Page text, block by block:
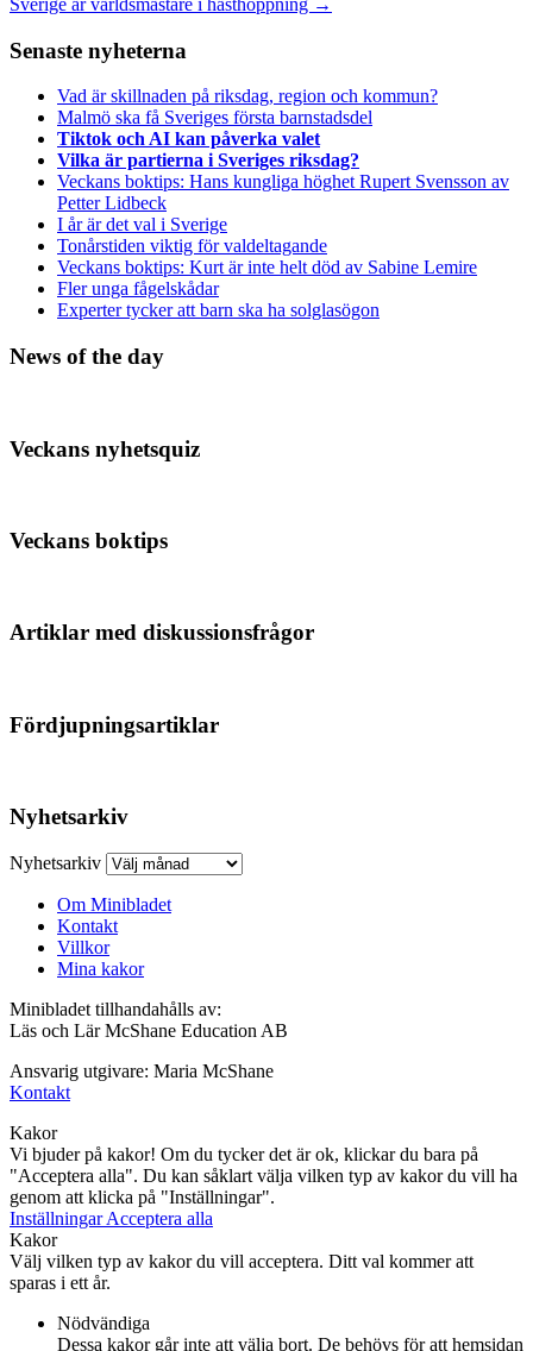
Sverige är världsmästare i hästhoppning →
Senaste nyheterna
Vad är skillnaden på riksdag, region och kommun?
Malmö ska få Sveriges första barnstadsdel
Tiktok och AI kan påverka valet
Vilka är partierna i Sveriges riksdag?
Veckans boktips: Hans kungliga höghet Rupert Svensson av
Petter Lidbeck
I år är det val i Sverige
Tonårstiden viktig för valdeltagande
Veckans boktips: Kurt är inte helt död av Sabine Lemire
Fler unga fågelskådar
Experter tycker att barn ska ha solglasögon
News of the day
Veckans nyhetsquiz
Veckans boktips
Artiklar med diskussionsfrågor
Fördjupningsartiklar
Nyhetsarkiv
Nyhetsarkiv
Om Minibladet
Kontakt
Villkor
Mina kakor
Minibladet tillhandahålls av:
Läs och Lär McShane Education AB
Ansvarig utgivare: Maria McShane
Kontakt
Kakor
Vi bjuder på kakor! Om du tycker det är ok, klickar du bara på
"Acceptera alla". Du kan såklart välja vilken typ av kakor du vill ha
genom att klicka på "Inställningar".
InställningarAcceptera alla
Kakor
Välj vilken typ av kakor du vill acceptera. Ditt val kommer att
sparas i ett år.
Nödvändiga
Dessa kakor går inte att välja bort. De behövs för att hemsidan